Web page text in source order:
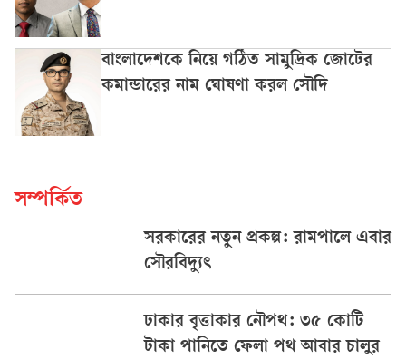
বাংলাদেশকে নিয়ে গঠিত সামুদ্রিক জোটের
কমান্ডারের নাম ঘোষণা করল সৌদি
সম্পর্কিত
সরকারের নতুন প্রকল্প: রামপালে এবার
সৌরবিদ্যুৎ
ঢাকার বৃত্তাকার নৌপথ: ৩৫ কোটি
টাকা পানিতে ফেলা পথ আবার চালুর